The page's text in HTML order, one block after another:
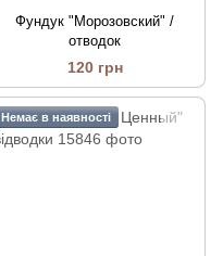
Фундук "Морозовский" /
отводок
120 грн
Немає в наявності